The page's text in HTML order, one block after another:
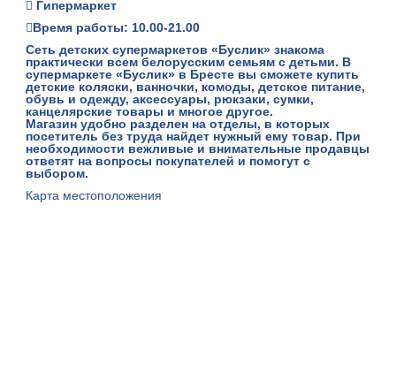
Гипермаркет
Время работы: 10.00-21.00
Сеть детских супермаркетов«Буслик» знакома
практически всем белорусским семьям с детьми. В
супермаркете«Буслик» в Бресте вы сможете купить
детские коляски, ванночки, комоды, детское питание,
обувь и одежду, аксессуары, рюкзаки, сумки,
канцелярские товары и многое другое.
Магазин удобно разделен на отделы, в которых
посетитель без труда найдет нужный ему товар. При
необходимости вежливые и внимательные продавцы
ответят на вопросы покупателей и помогут с
выбором.
Карта местоположения